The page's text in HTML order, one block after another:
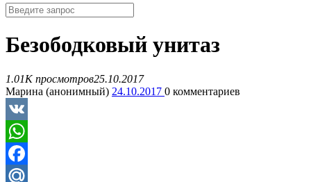
Безободковый унитаз
1.01K просмотров25.10.2017
Марина (анонимный) 24.10.2017 0 комментариев
VK
WhatsApp
Facebook